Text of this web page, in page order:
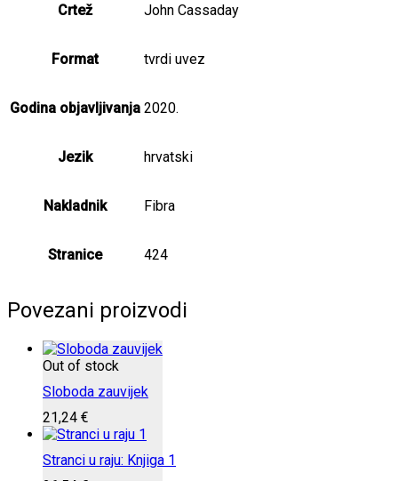
Crtež John Cassaday
Format tvrdi uvez
Godina objavljivanja 2020.
Jezik hrvatski
Nakladnik Fibra
Stranice 424
Povezani proizvodi
Out of stock
Sloboda zauvijek
21,24 €
Stranci u raju: Knjiga 1